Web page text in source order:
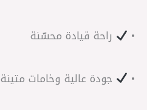
• راحة قيادة محسّنة
• جودة عالية وخامات متينة